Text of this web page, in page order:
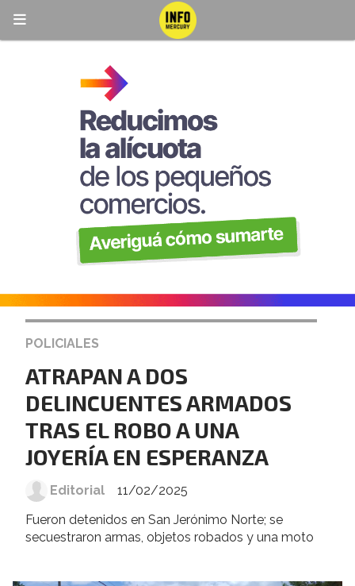
ATRAPAN A DOS
DELINCUENTES ARMADOS
TRAS EL ROBO A UNA
JOYERÍA EN ESPERANZA
Fueron detenidos en San Jerónimo Norte; se
secuestraron armas, objetos robados y una moto
POLICIALES
11/02/2025
Editorial